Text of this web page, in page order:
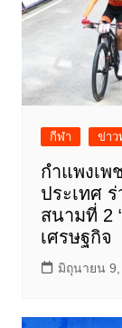
กีฬา ข่าว
กำแพงเ
ประเทศ
สนามที่ 2
เศรษฐกิจ
มิถุนายน 9,